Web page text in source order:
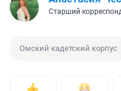
Старший
Омский кадетский корпус